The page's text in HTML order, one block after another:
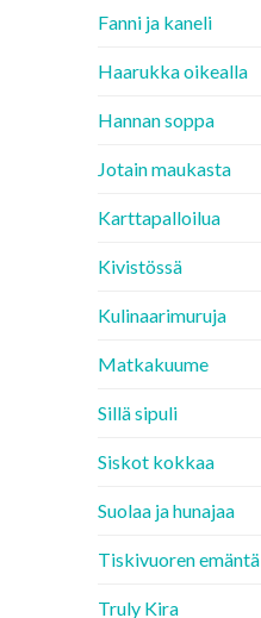
Fanni ja kaneli
Haarukka oikealla
Hannan soppa
Jotain maukasta
Karttapalloilua
Kivistössä
Kulinaarimuruja
Matkakuume
Sillä sipuli
Siskot kokkaa
Suolaa ja hunajaa
Tiskivuoren emäntä
Truly Kira